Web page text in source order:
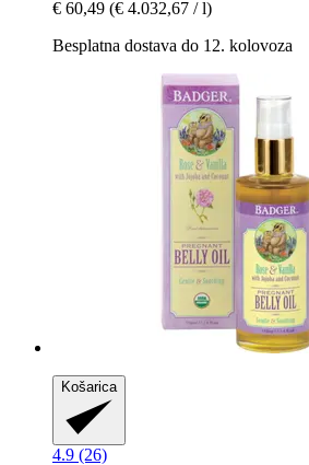
€ 60,49 (€ 4.032,67 / l)
Besplatna dostava do 12. kolovoza
Košarica
4.9 (26)